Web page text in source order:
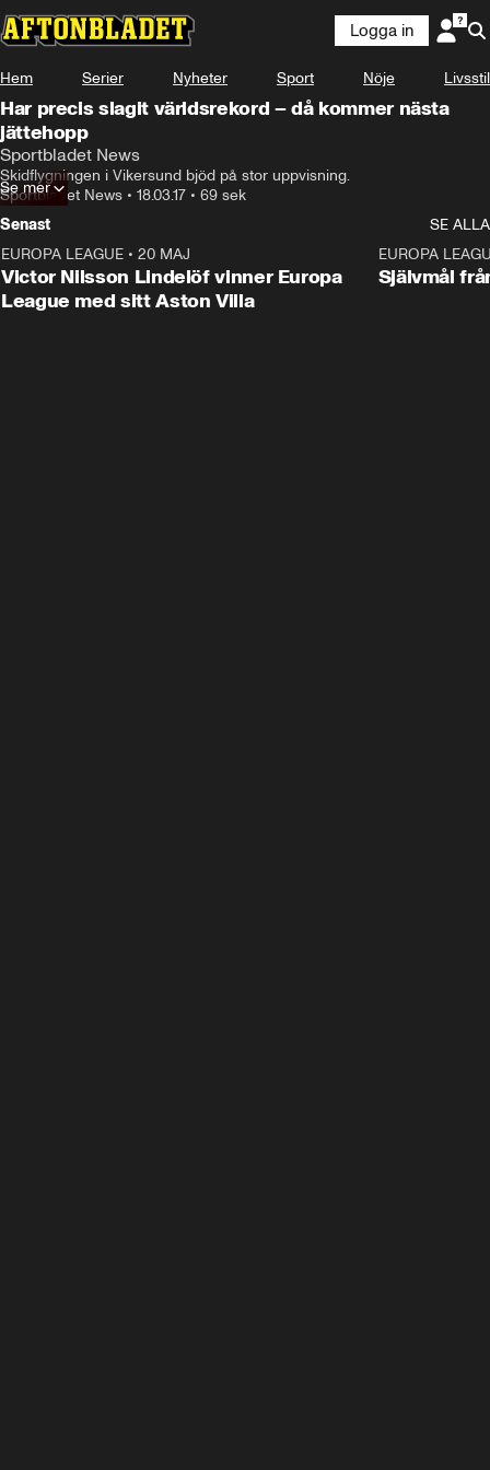
Logga in
Hem Serier Nyheter Sport Nöje Livsstil
Har precis slagit världsrekord – då kommer nästa
jättehopp
Sportbladet News
Skidflygningen i Vikersund bjöd på stor uppvisning.
Sportbladet News • 18.03.17 • 69 sek
Se mer
Senast
SE ALLA
EUROPA LEAGUE • 20 MAJ
Victor Nilsson Lindelöf vinner Europa
League med sitt Aston Villa
EUROPA
Självmål